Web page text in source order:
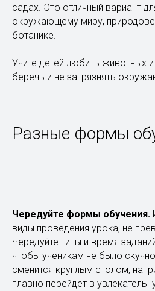
садах. Это отличный вариант
окружающему миру,
ботанике.
Учите детей любить животных и
беречь и не загрязнять
Разные формы
Чередуйте формы обучения.
виды проведения урока, не
Чередуйте типы и время
чтобы ученикам не было
сменится круглым столом,
плавно перейдет в